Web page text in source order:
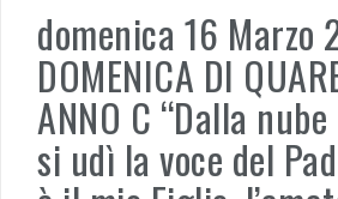
domenica 16 Marzo
DOMENICA DI
ANNO C “Dalla
si udì la voce del